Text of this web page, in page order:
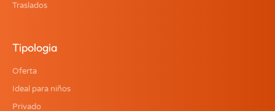
Traslados
Tipologia
Oferta
Ideal para niños
Privado